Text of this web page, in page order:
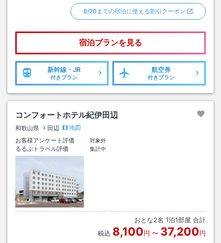
8/20までの宿泊に使える割引クーポン
宿泊プランを見る
新幹線・JR
付きプラン
航空券
付きプラン
コンフォートホテル紀伊田辺
和歌山県 田辺
地図
お客様アンケート評価
対象外
るるぶトラベル評価 集計中
おとな2名 1泊1部屋 合計
税込 8,100円 〜 37,200円